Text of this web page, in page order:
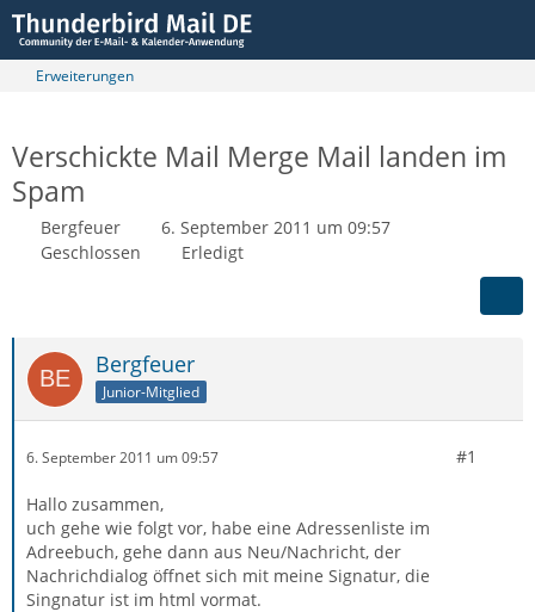
Erweiterungen
Verschickte Mail Merge Mail landen im
Spam
Bergfeuer
6. September 2011 um 09:57
Geschlossen
Erledigt
Bergfeuer
Junior-Mitglied
6. September 2011 um 09:57 #1
Hallo zusammen,
uch gehe wie folgt vor, habe eine Adressenliste im
Adreebuch, gehe dann aus Neu/Nachricht, der
Nachrichdialog öffnet sich mit meine Signatur, die
Singnatur ist im html vormat.